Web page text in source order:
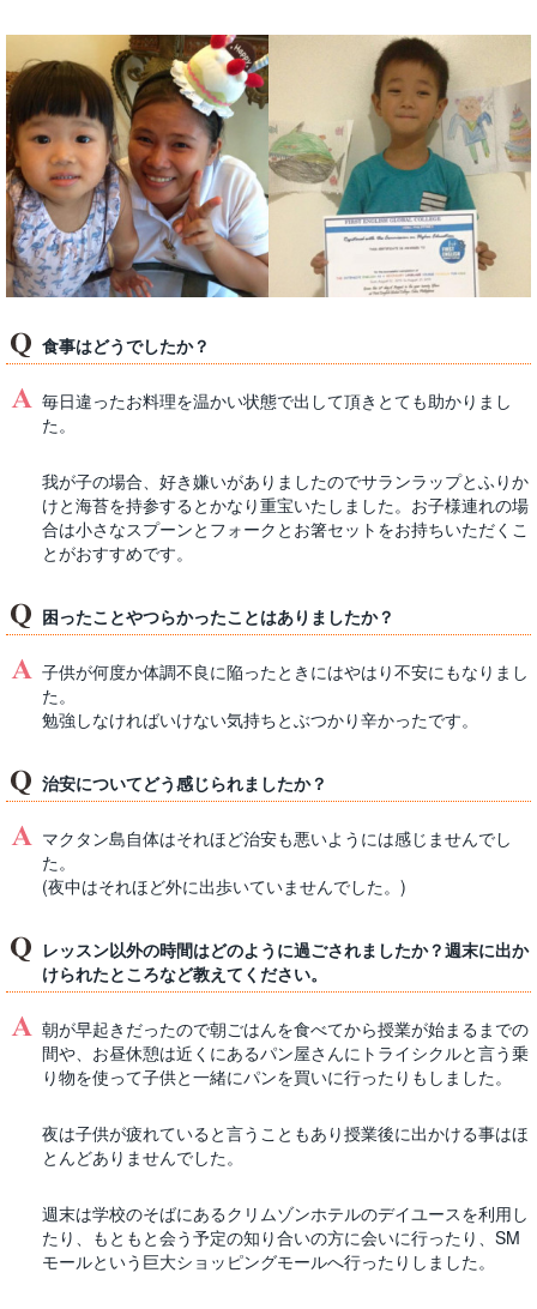
食事はどうでしたか？
毎日違ったお料理を温かい状態で出して頂きとても助かりまし
た。
我が子の場合、好き嫌いがありましたのでサランラップとふりか
けと海苔を持参するとかなり重宝いたしました。お子様連れの場
合は小さなスプーンとフォークとお箸セットをお持ちいただくこ
とがおすすめです。
困ったことやつらかったことはありましたか？
子供が何度か体調不良に陥ったときにはやはり不安にもなりまし
た。
勉強しなければいけない気持ちとぶつかり辛かったです。
治安についてどう感じられましたか？
マクタン島自体はそれほど治安も悪いようには感じませんでし
た。
(夜中はそれほど外に出歩いていませんでした。)
レッスン以外の時間はどのように過ごされましたか？週末に出か
けられたところなど教えてください。
朝が早起きだったので朝ごはんを食べてから授業が始まるまでの
間や、お昼休憩は近くにあるパン屋さんにトライシクルと言う乗
り物を使って子供と一緒にパンを買いに行ったりもしました。
夜は子供が疲れていると言うこともあり授業後に出かける事はほ
とんどありませんでした。
週末は学校のそばにあるクリムゾンホテルのデイユースを利用し
たり、もともと会う予定の知り合いの方に会いに行ったり、SM
モールという巨大ショッピングモールへ行ったりしました。